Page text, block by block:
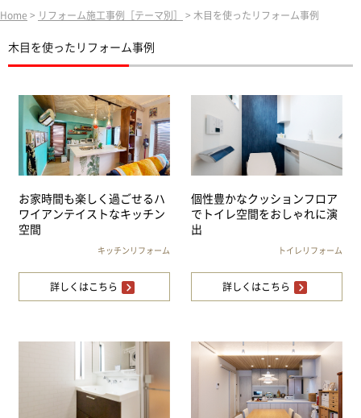
Home > リフォーム施工事例［テーマ別］ > 木目を使ったリフォーム事例
木目を使ったリフォーム事例
お家時間も楽しく過ごせるハ
ワイアンテイストなキッチン
空間
キッチンリフォーム
詳しくはこちら
個性豊かなクッションフロア
でトイレ空間をおしゃれに演
出
トイレリフォーム
詳しくはこちら